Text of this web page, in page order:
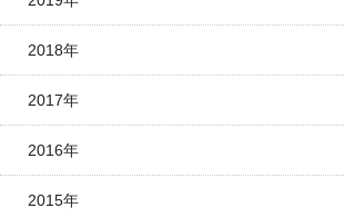
2018年
2017年
2016年
2015年